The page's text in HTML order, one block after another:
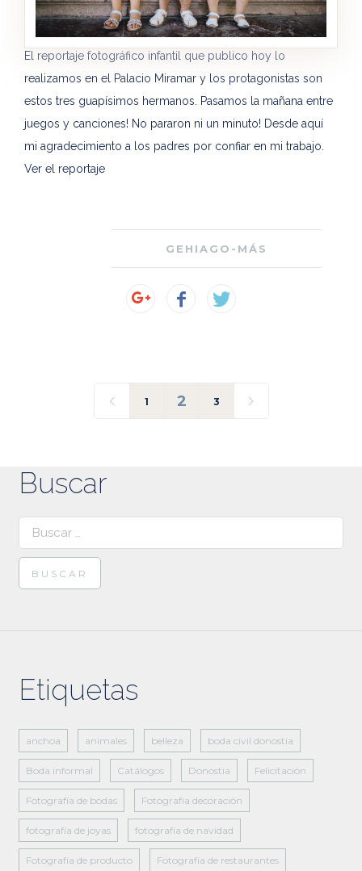
El reportaje fotográfico infantil que publico hoy lo
realizamos en el Palacio Miramar y los protagonistas son
estos tres guapísimos hermanos. Pasamos la mañana entre
juegos y canciones! No pararon ni un minuto! Desde aquí
mi agradecimiento a los padres por confiar en mi trabajo.
Ver el reportaje
GEHIAGO-MÁS
1 2 3
Buscar
Buscar:
Etiquetas
anchoa animales belleza boda civil donostia
Boda informal Catálogos Donostia Felicitación
Fotografía de bodas Fotografía decoración
fotografía de joyas fotografía de navidad
Fotografía de producto Fotografía de restaurantes